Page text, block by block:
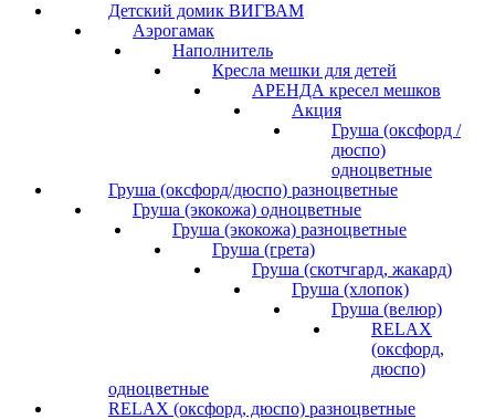
Детский домик ВИГВАМ
Аэрогамак
Наполнитель
Кресла мешки для детей
АРЕНДА кресел мешков
Акция
Груша (оксфорд /
дюспо)
одноцветные
Груша (оксфорд/дюспо) разноцветные
Груша (экокожа) одноцветные
Груша (экокожа) разноцветные
Груша (грета)
Груша (скотчгард, жакард)
Груша (хлопок)
Груша (велюр)
RELAX
(оксфорд,
дюспо)
одноцветные
RELAX (оксфорд, дюспо) разноцветные